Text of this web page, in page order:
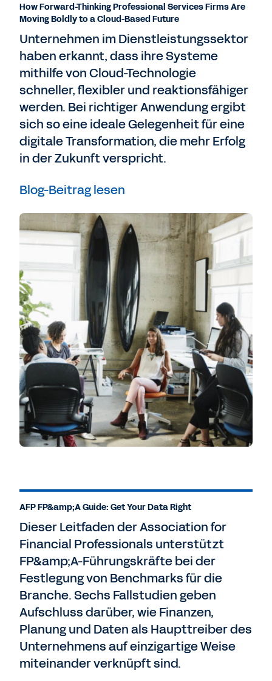
How Forward-Thinking Professional Services Firms Are
Moving Boldly to a Cloud-Based Future
Unternehmen im Dienstleistungssektor
haben erkannt, dass ihre Systeme
mithilfe von Cloud-Technologie
schneller, flexibler und reaktionsfähiger
werden. Bei richtiger Anwendung ergibt
sich so eine ideale Gelegenheit für eine
digitale Transformation, die mehr Erfolg
in der Zukunft verspricht.
Blog-Beitrag lesen
AFP FP&amp;A Guide: Get Your Data Right
Dieser Leitfaden der Association for
Financial Professionals unterstützt
FP&amp;A-Führungskräfte bei der
Festlegung von Benchmarks für die
Branche. Sechs Fallstudien geben
Aufschluss darüber, wie Finanzen,
Planung und Daten als Haupttreiber des
Unternehmens auf einzigartige Weise
miteinander verknüpft sind.